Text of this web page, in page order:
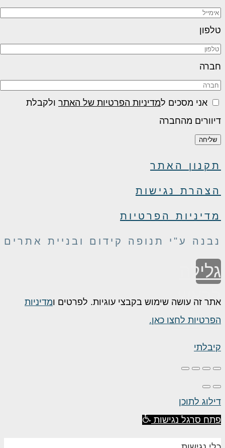
טלפון
חברה
אני מסכים למדיניות הפרטיות של האתר ולקבלת
דיוורים מהחברה
שליחה
תקנון האתר
הצהרת נגישות
מדיניות הפרטיות
נבנה ע"י תנופה קידום ובניית אתרים
גלילה
לראש
העמוד
אתר זה עושה שימוש בקבצי עוגיות. לפרטים ומדיניות
הפרטיות לחצו כאן.
קיבלתי
דילוג לתוכן
פתח סרגל נגישות